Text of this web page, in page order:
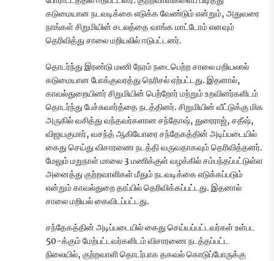
கடுமையான நடவடிக்கை எடுக்க வேண்டும் என்றும், அதுவரை
நாங்கள் சிறுமியின் சடலத்தை வாங்க மாட்டோம் எனவும்
தெரிவித்து சாலை மறியலில் ஈடுபட்டனர்.
தொடர்ந்து இரண்டு மணி நேரம் நடைபெற்ற சாலை மறியலால்
கடுமையான போக்குவரத்து நெரிசல் ஏற்பட்டது. இதனால்,
காவல்துறையினர் சிறுமியின் பெற்றோர் மற்றும் உறவினர்களிடம்
தொடர்ந்து பேச்சுவார்த்தை நடத்தினர். சிறுமியின் வீட்டுக்கு மிக
அருகில் வசித்து வந்தவர்களான சந்தோஷ், துரைராஜ், சதீஷ்,
விஜயகுமார், வசந்த் ஆகியோரை சந்தேகத்தின் அடிப்படையில்
கைது செய்து விசாரணை நடத்தி வருவதாகவும் தெரிவித்தனர்.
மேலும் மறுநாள் மாலை 3 மணிக்குள் வழக்கில் சம்பந்தப்பட்டுள்ள
அனைத்து குற்றவாளிகள் மீதும் நடவடிக்கை எடுக்கப்படும்
என்றும் காவல்துறை தரப்பில் தெரிவிக்கப்பட்டது. இதனால்
சாலை மறியல் கைவிடப்பட்டது.
சந்தேகத்தின் அடிப்படையில் கைது செய்யப்பட்டவர்கள் உள்பட
50-க்கும் மேற்பட்டவர்களிடம் விசாரணை நடத்தப்பட்ட
நிலையில், குற்றவாளி தொடர்பாக தகவல் கொடுப்போருக்கு